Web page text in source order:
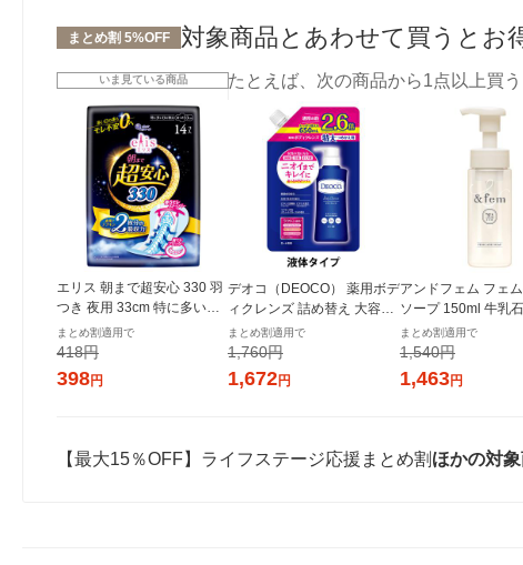
まとめ割 5%OFF 対象商品とあわせて買うとお
いま見ている商品
エリス 朝まで超安心 330 羽
つき 夜用 33cm 特に多い日
の夜用 ナプキン 1個（14
枚）大王製紙 生理用品
まとめ割適用で
418円
398円
たとえば、次の商品から1点以上買
デオコ（DEOCO） 薬用ボデ
ィクレンズ 詰め替え 大容量
650g ロート製薬 【液体タイ
プ】
まとめ割適用で
1,760円
1,672円
アンドフェム フェ
ソープ 150ml 牛乳
社
まとめ割適用で
1,540円
1,463円
【最大15％OFF】ライフステージ応援まとめ割 ほかの対